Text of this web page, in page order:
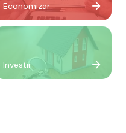
Economizar
Investir